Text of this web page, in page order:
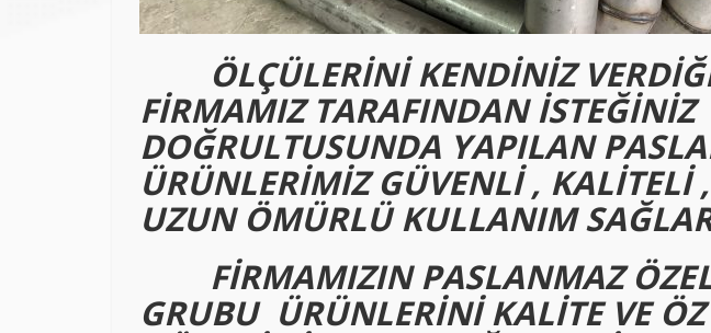
ÖLÇÜLERİNİ KENDİNİZ
FİRMAMIZ TARAFINDAN İSTEĞİNİZ
DOĞRULTUSUNDA YAPILAN
ÜRÜNLERİMİZGÜVENLİ , KALİTELİ
UZUN ÖMÜRLÜ KULLANIM
FİRMAMIZIN PASLANMAZ
GRUBU ÜRÜNLERİNİ KALİTE VE ÖZ